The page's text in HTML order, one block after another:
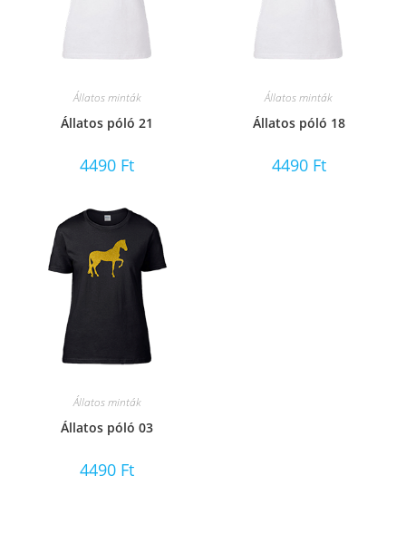
Állatos minták
Állatos póló 21
4490 Ft
Állatos minták
Állatos póló 18
4490 Ft
Állatos minták
Állatos póló 03
4490 Ft